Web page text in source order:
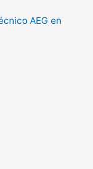
AEG en